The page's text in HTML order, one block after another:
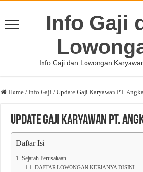
Info Gaji
Info Gaji dan Lowongan
Home / Info Gaji / Update Gaji Karyawan PT.
Update Gaji Karyawan PT.
Daftar Isi
Sejarah Perusahaan
DAFTAR LOWONGAN KERJANYA DISINI